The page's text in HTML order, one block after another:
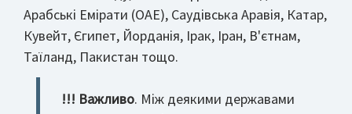
Арабські Емірати (ОАЕ), Саудівська Аравія, Катар,
Кувейт, Єгипет, Йорданія, Ірак, Іран, В'єтнам,
Таїланд, Пакистан тощо.
!!! Важливо. Між деякими державами